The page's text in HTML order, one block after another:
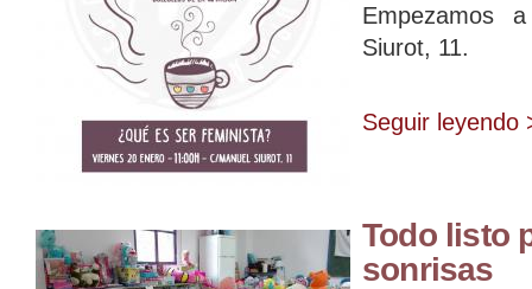
Empezamos
Siurot, 11.
Seguir leyendo
Todo listo
sonrisas